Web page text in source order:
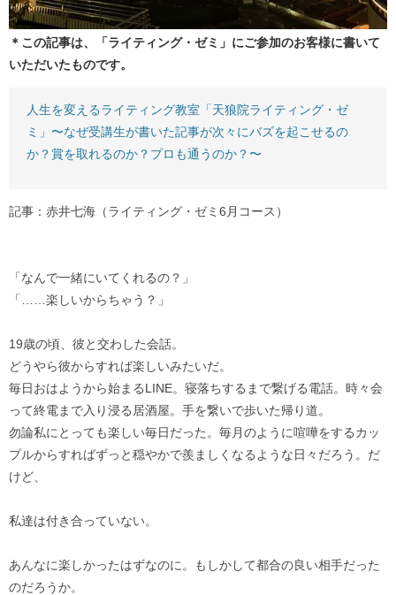
＊この記事は、「ライティング・ゼミ」にご参加のお客様に書いて
いただいたものです。
人生を変えるライティング教室「天狼院ライティング・ゼ
ミ」〜なぜ受講生が書いた記事が次々にバズを起こせるの
か？賞を取れるのか？プロも通うのか？〜
記事：赤井七海（ライティング・ゼミ6月コース）
「なんで一緒にいてくれるの？」
「……楽しいからちゃう？」
19歳の頃、彼と交わした会話。
どうやら彼からすれば楽しいみたいだ。
毎日おはようから始まるLINE。寝落ちするまで繋げる電話。時々会
って終電まで入り浸る居酒屋。手を繋いで歩いた帰り道。
勿論私にとっても楽しい毎日だった。毎月のように喧嘩をするカッ
プルからすればずっと穏やかで羨ましくなるような日々だろう。だ
けど、
私達は付き合っていない。
あんなに楽しかったはずなのに。もしかして都合の良い相手だった
のだろうか。